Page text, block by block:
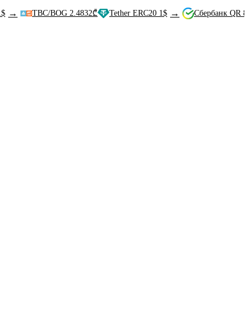
TBC/BOG 2.4832₾ Tether ERC20 1$ → Сбербанк QR 80.61₽